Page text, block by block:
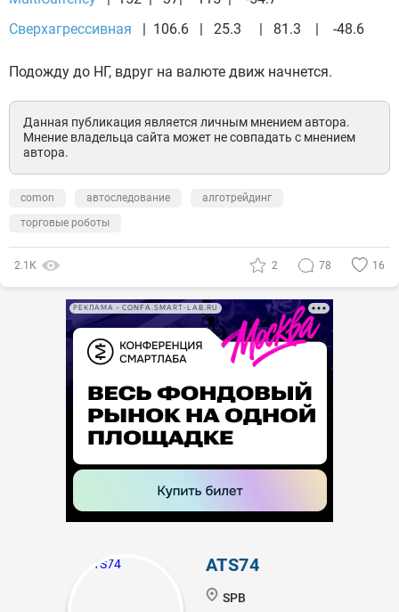
Сверхагрессивная | 106.6 | 25.3 | 81.3 | -48.6
Подожду до НГ, вдруг на валюте движ начнется.
Данная публикация является личным мнением автора.
Мнение владельца сайта может не совпадать с мнением
автора.
comon автоследование
алготрейдинг
торговые роботы
2.1К 2 78 16
РЕКЛАМА • CONFA.SMART-LAB.RU
ATS74
SPB